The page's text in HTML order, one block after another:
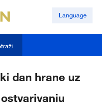
Language
dan hrane uz